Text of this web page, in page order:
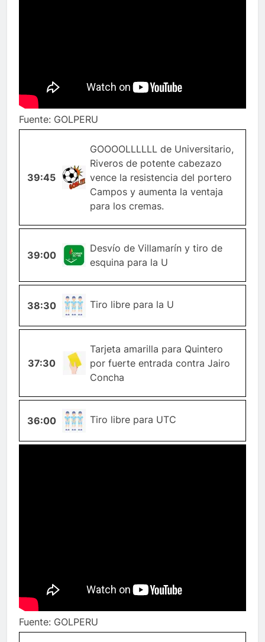
Fuente: GOLPERU
39:45 GOL
GOOOOLLLLLL de Universitario,
Riveros de potente cabezazo
vence la resistencia del portero
Campos y aumenta la ventaja
para los cremas.
39:00ESQUINA
Desvío de Villamarín y tiro de
esquina para la U
38:30
TIRO-
LIBRE
Tiro libre para la U
37:30
TARJETA-
AMARILLA
Tarjeta amarilla para Quintero
por fuerte entrada contra Jairo
Concha
36:00
TIRO-
LIBRE
Tiro libre para UTC
Fuente: GOLPERU